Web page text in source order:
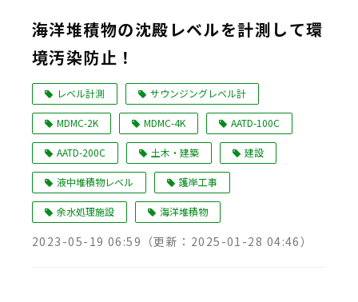
Language
海洋堆積物の沈殿レベルを計測して環
境汚染防止！
レベル計測 サウンジングレベル計
MDMC-2K MDMC-4K AATD-100C
AATD-200C 土木・建築 建設
液中堆積物レベル 護岸工事
余水処理施設 海洋堆積物
2023-05-19 06:59 （更新： 2025-01-28 04:46）